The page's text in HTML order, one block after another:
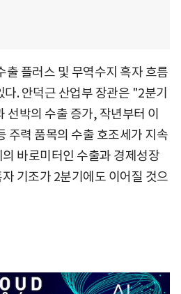
출 플러스 및 무역수지 흑자 흐름
다. 안덕근 산업부 장관은 "2분기
선박의 수출 증가, 작년부터 이
주력 품목의 수출 호조세가 지속
바로미터인 수출과 경제성장
기조가 2분기에도 이어질 것으